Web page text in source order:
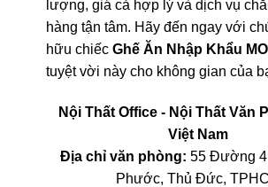
lượng, giá cả hợp lý và dịch vụ
hàng tận tâm. Hãy đến ngay với
hữu chiếc Ghế Ăn Nhập Khẩu
tuyệt vời này cho không gian của
Nội Thất Office - Nội Thất Văn
Việt Nam
Địa chỉ văn phòng: 55 Đường
Phước, Thủ Đức,